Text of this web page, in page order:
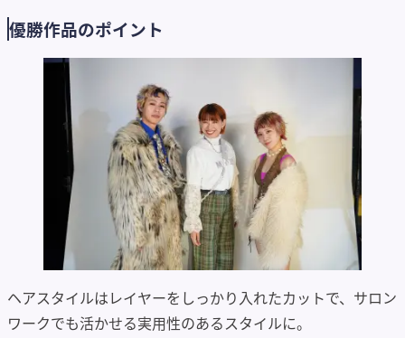
優勝作品のポイント
ヘアスタイルはレイヤーをしっかり入れたカットで、サロン
ワークでも活かせる実用性のあるスタイルに。